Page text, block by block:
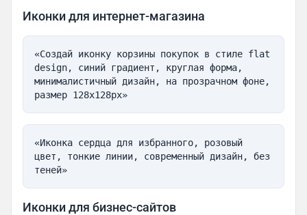
Иконки для интернет-магазина
«Создай иконку корзины покупок в стиле flat
design, синий градиент, круглая форма,
минималистичный дизайн, на прозрачном фоне,
размер 128x128px»
«Иконка сердца для избранного, розовый
цвет, тонкие линии, современный дизайн, без
теней»
Иконки для бизнес-сайтов